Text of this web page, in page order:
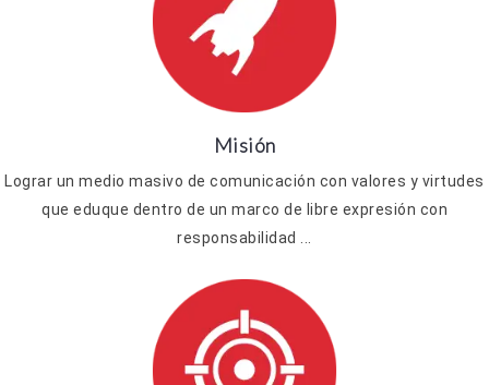
Misión
Lograr un medio masivo de comunicación con valores y virtudes
que eduque dentro de un marco de libre expresión con
responsabilidad ...